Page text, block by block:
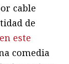
cable
de
este
comedia